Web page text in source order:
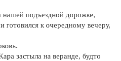
подъездной дорожке,
готовился к очередному вечеру,
застыла на веранде, будто